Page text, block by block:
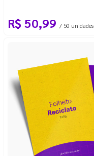
R$ 50,99 / 50 unidades